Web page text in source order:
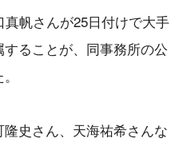
帆さんが25日付けで大手
ることが、同事務所の公
史さん、天海祐希さんな